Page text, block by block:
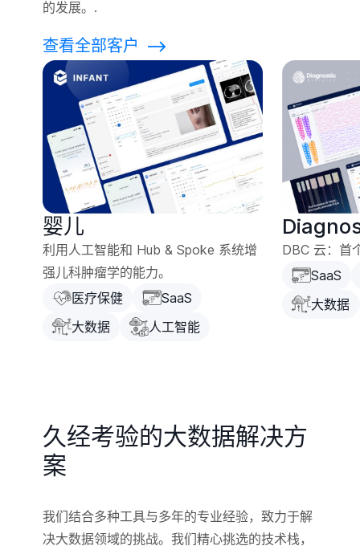
的发展。.
查看全部客户 ⟶
婴儿
利用人工智能和 Hub & Spoke 系统增
强儿科肿瘤学的能力。
医疗保健
SaaS
大数据
人工智能
DBC 云：首
SaaS
大数据
久经考验的大数据解决方
案
我们结合多种工具与多年的专业经验，致力于解
决大数据领域的挑战。我们精心挑选的技术栈，